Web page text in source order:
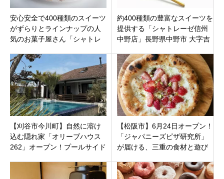
安心安全で400種類のスイーツ
がずらりとラインナップの人
気のお菓子屋さん「シャトレ
市
約400種類の豊富なスイーツを
提供する「シャトレーゼ信州
中野店」長野県中野市 大字吉
プン
【刈谷市今川町】自然に溶け
込む隠れ家「オリーブハウス
262」オープン！プールサイド
【松阪市】6月24日オープン！
「ジャパニーズピザ研究所」
が届ける、三重の食材と遊び
ピザ